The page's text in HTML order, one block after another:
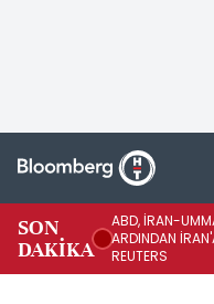
SON
DAKİKA
ABD, İRAN-
ARDINDAN
REUTERS